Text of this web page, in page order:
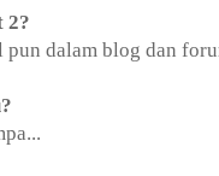
2?
dalam blog dan